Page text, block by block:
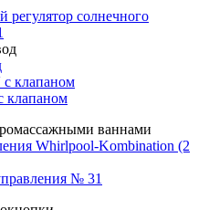
солнечного
клапаном
клапаном
Whirlpool-Kombination (2
№ 31